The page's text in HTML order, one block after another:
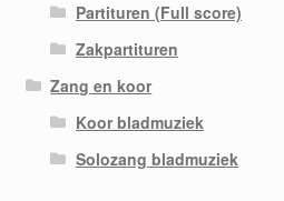
Partituren (Full score)
Zakpartituren
Zang en koor
Koor bladmuziek
Solozang bladmuziek